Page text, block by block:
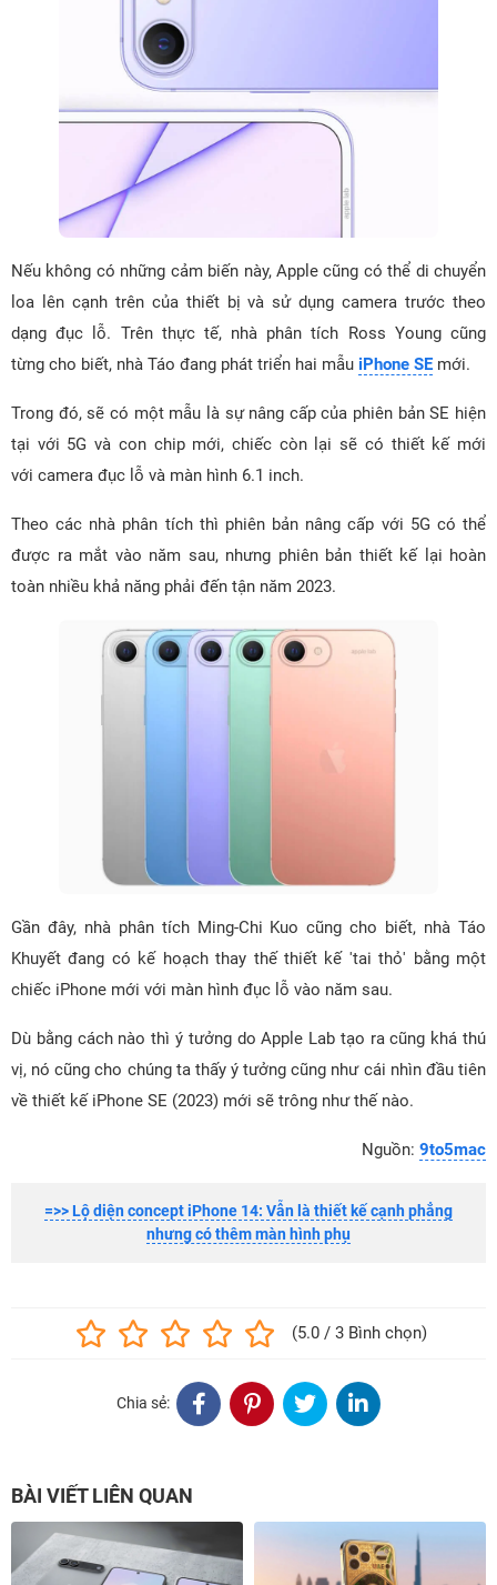
Nếu không có những cảm biến này, Apple cũng có thể di chuyển
loa lên cạnh trên của thiết bị và sử dụng camera trước theo
dạng đục lỗ. Trên thực tế, nhà phân tích Ross Young cũng
từng cho biết, nhà Táo đang phát triển hai mẫu iPhone SE mới.
Trong đó, sẽ có một mẫu là sự nâng cấp của phiên bản SE hiện
tại với 5G và con chip mới, chiếc còn lại sẽ có thiết kế mới
với camera đục lỗ và màn hình 6.1 inch.
Theo các nhà phân tích thì phiên bản nâng cấp với 5G có thể
được ra mắt vào năm sau, nhưng phiên bản thiết kế lại hoàn
toàn nhiều khả năng phải đến tận năm 2023.
Gần đây, nhà phân tích Ming-Chi Kuo cũng cho biết, nhà Táo
Khuyết đang có kế hoạch thay thế thiết kế 'tai thỏ' bằng một
chiếc iPhone mới với màn hình đục lỗ vào năm sau.
Dù bằng cách nào thì ý tưởng do Apple Lab tạo ra cũng khá thú
vị, nó cũng cho chúng ta thấy ý tưởng cũng như cái nhìn đầu tiên
về thiết kế iPhone SE (2023) mới sẽ trông như thế nào.
Nguồn: 9to5mac
=>> Lộ diện concept iPhone 14: Vẫn là thiết kế cạnh phẳng
nhưng có thêm màn hình phụ
(5.0 / 3 Bình chọn)
Chia sẻ:
BÀI VIẾT LIÊN QUAN